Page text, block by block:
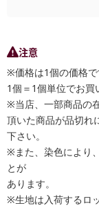
注意
※価格は1個の価格で
1個＝1個単位でお買
※当店、一部商品の
頂いた商品が品切れ
下さい。
※また、染色により
とが
あります。
※生地は入荷するロ